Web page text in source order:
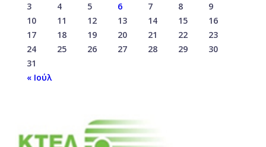
3
4 5 6 7 8
9
10
11 12 13 14 15
16
17
18 19 20 21 22
23
24
25 26 27 28 29
30
31
« Ιούλ